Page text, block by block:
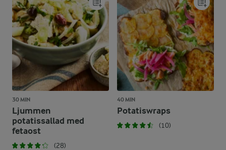
30 MIN
Ljummen
potatissallad med
fetaost
(28)
40 MIN
Potatiswraps
(10)